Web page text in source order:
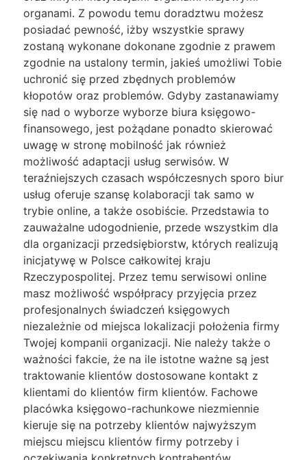
organami. Z powodu temu doradztwu możesz
posiadać pewność, iżby wszystkie sprawy
zostaną wykonane dokonane zgodnie z prawem
zgodnie na ustalony termin, jakieś umożliwi Tobie
uchronić się przed zbędnych problemów
kłopotów oraz problemów. Gdyby zastanawiamy
się nad o wyborze wyborze biura księgowo-
finansowego, jest pożądane ponadto skierować
uwagę w stronę mobilność jak również
możliwość adaptacji usług serwisów. W
teraźniejszych czasach współczesnych sporo biur
usług oferuje szansę kolaboracji tak samo w
trybie online, a także osobiście. Przedstawia to
zauważalne udogodnienie, przede wszystkim dla
dla organizacji przedsiębiorstw, których realizują
inicjatywę w Polsce całkowitej kraju
Rzeczypospolitej. Przez temu serwisowi online
masz możliwość współpracy przyjęcia przez
profesjonalnych świadczeń księgowych
niezależnie od miejsca lokalizacji położenia firmy
Twojej kompanii organizacji. Nie należy także o
ważności fakcie, że na ile istotne ważne są jest
traktowanie klientów dostosowane kontakt z
klientami do klientów firm klientów. Fachowe
placówka księgowo-rachunkowe niezmiennie
kieruje się na potrzeby klientów najwyższym
miejscu miejscu klientów firmy potrzeby i